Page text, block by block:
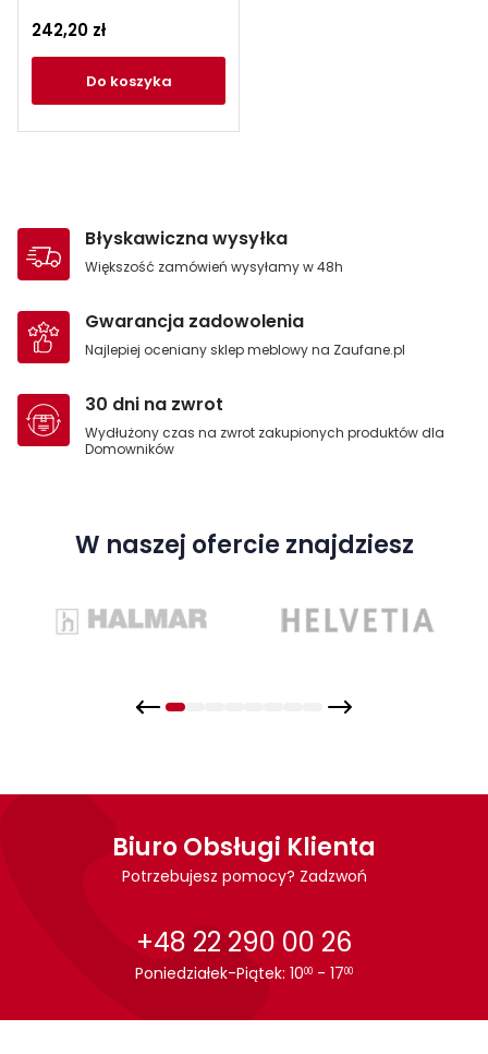
242,20 zł
do koszyka
Błyskawiczna wysyłka
Większość zamówień wysyłamy w 48h
Gwarancja zadowolenia
Najlepiej oceniany sklep meblowy na Zaufane.pl
30 dni na zwrot
Wydłużony czas na zwrot zakupionych produktów dla
Domowników
W naszej ofercie znajdziesz
Biuro Obsługi Klienta
Potrzebujesz pomocy? Zadzwoń
+48 22 290 00 26
Poniedziałek-Piątek: 1000 - 1700